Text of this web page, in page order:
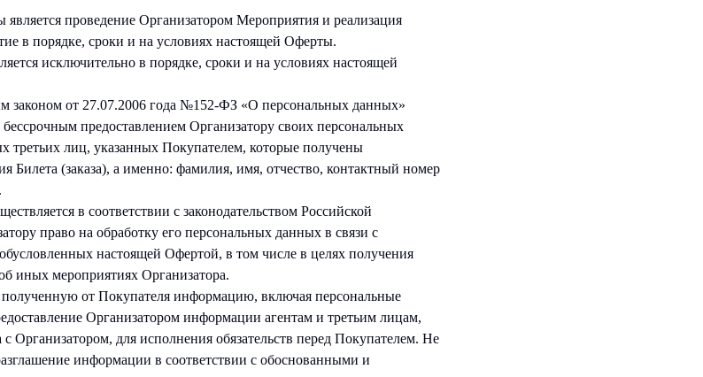
проведение Организатором Мероприятия и реализация
в порядке, сроки и на условиях настоящей Оферты.
исключительно в порядке, сроки и на условиях настоящей
от 27.07.2006 года №152-ФЗ «О персональных данных»
бессрочным предоставлением Организатору своих персональных
третьих лиц, указанных Покупателем, которые получены
Билета (заказа), а именно: фамилия, имя, отчество, контактный номер
в соответствии с законодательством Российской
право на обработку его персональных данных в связи с
настоящей Офертой, в том числе в целях получения
иных мероприятиях Организатора.
полученную от Покупателя информацию, включая персональные
Организатором информации агентам и третьим лицам,
Организатором, для исполнения обязательств перед Покупателем. Не
информации в соответствии с обоснованными и